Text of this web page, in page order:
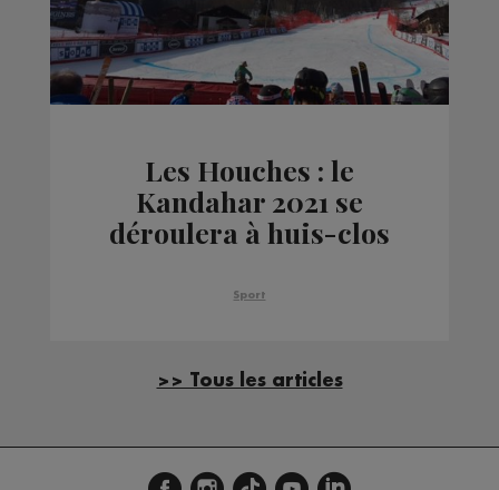
Les Houches : le
Kandahar 2021 se
déroulera à huis-clos
Sport
>> Tous les articles